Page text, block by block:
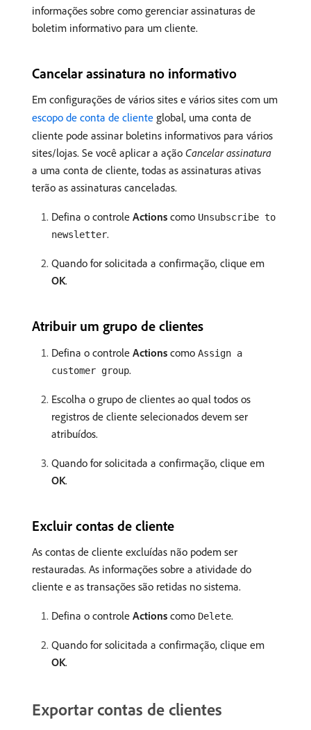
informações sobre como gerenciar assinaturas de
boletim informativo para um cliente.
Cancelar assinatura no informativo
Em configurações de vários sites e vários sites com um
escopo de conta de cliente global, uma conta de
cliente pode assinar boletins informativos para vários
sites/lojas. Se você aplicar a ação Cancelar assinatura
a uma conta de cliente, todas as assinaturas ativas
terão as assinaturas canceladas.
Defina o controle Actions como Unsubscribe to
newsletter.
Quando for solicitada a confirmação, clique em
OK.
Atribuir um grupo de clientes
Defina o controle Actions como Assign a
customer group.
Escolha o grupo de clientes ao qual todos os
registros de cliente selecionados devem ser
atribuídos.
Quando for solicitada a confirmação, clique em
OK.
Excluir contas de cliente
As contas de cliente excluídas não podem ser
restauradas. As informações sobre a atividade do
cliente e as transações são retidas no sistema.
Defina o controle Actions como Delete.
Quando for solicitada a confirmação, clique em
OK.
Exportar contas de clientes